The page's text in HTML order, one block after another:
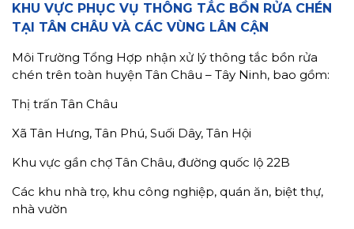
KHU VỰC PHỤC VỤ THÔNG TẮC BỒN RỬA CHÉN
TẠI TÂN CHÂU VÀ CÁC VÙNG LÂN CẬN
Môi Trường Tổng Hợp nhận xử lý thông tắc bồn rửa
chén trên toàn huyện Tân Châu – Tây Ninh, bao gồm:
Thị trấn Tân Châu
Xã Tân Hưng, Tân Phú, Suối Dây, Tân Hội
Khu vực gần chợ Tân Châu, đường quốc lộ 22B
Các khu nhà trọ, khu công nghiệp, quán ăn, biệt thự,
nhà vườn